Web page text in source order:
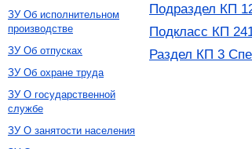
Подраздел КП
Подкласс КП
Раздел КП 3
ЗУ Об исполнительном
производстве
ЗУ Об отпусках
ЗУ Об охране труда
ЗУ О государственной
службе
ЗУ О занятости населения